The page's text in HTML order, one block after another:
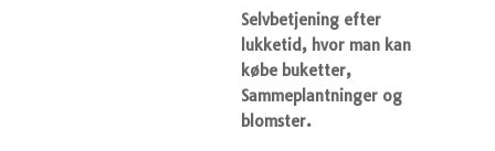
Selvbetjening efter
lukketid, hvor man kan
købe buketter,
Sammeplantninger og
blomster.